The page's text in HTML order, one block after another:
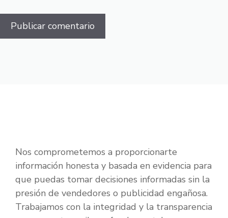
Nos comprometemos a proporcionarte
información honesta y basada en evidencia para
que puedas tomar decisiones informadas sin la
presión de vendedores o publicidad engañosa.
Trabajamos con la integridad y la transparencia